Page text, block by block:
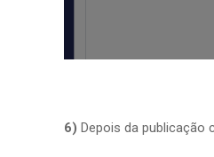
6) Depois da publicação